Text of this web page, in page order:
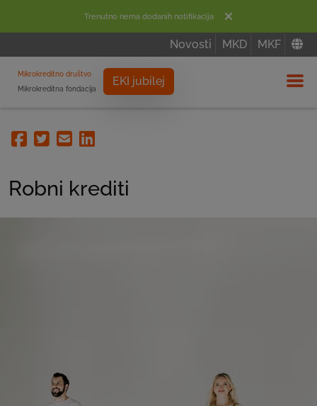
Trenutno nema dodanih notifikacija
Novosti MKD MKF
Mikrokreditno društvo
Mikrokreditna fondacija
EKI jubilej
Facebook
TwitterEmailLinkedin
Robni krediti